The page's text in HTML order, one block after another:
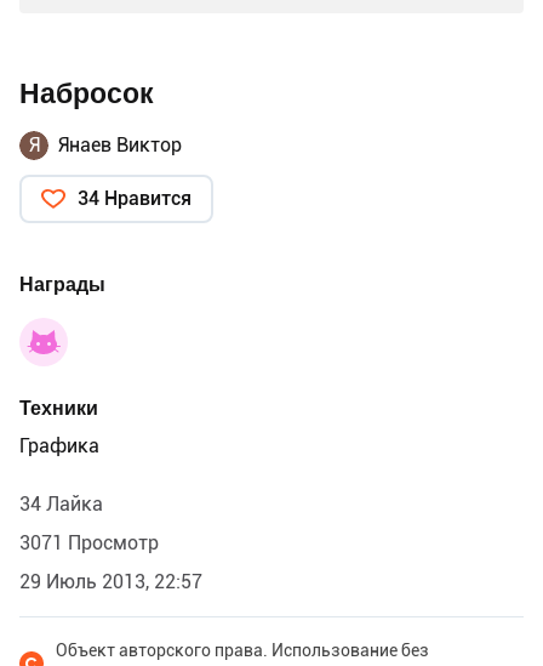
Набросок
Я Янаев Виктор
34 Нравится
Награды
Техники
Графика
34 Лайка
3071 Просмотр
29 Июль 2013, 22:57
Объект авторского права. Использование без